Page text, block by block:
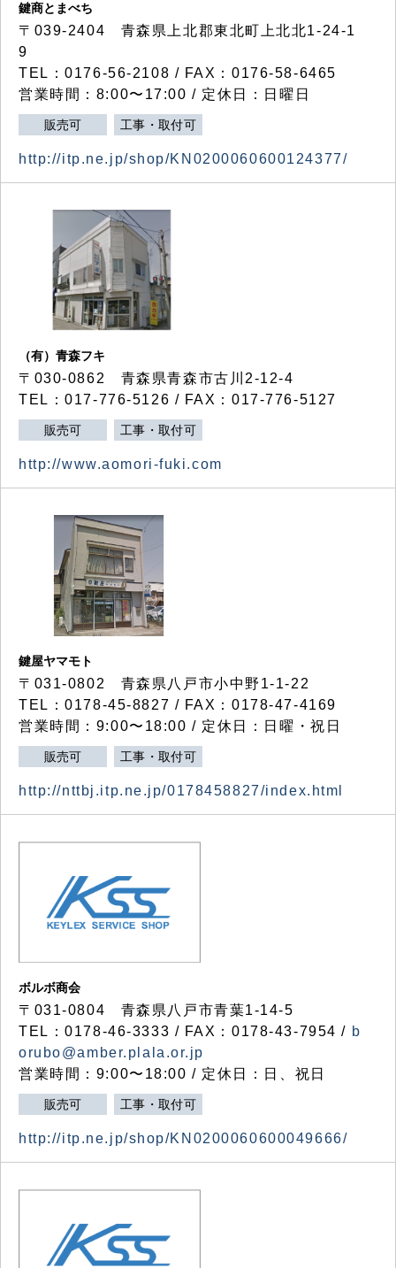
鍵商とまべち
〒039-2404 青森県上北郡東北町上北北1-24-1
9
TEL：0176-56-2108 / FAX：0176-58-6465
営業時間：8:00〜17:00 / 定休日：日曜日
販売可 工事・取付可
http://itp.ne.jp/shop/KN0200060600124377/
（有）青森フキ
〒030-0862 青森県青森市古川2-12-4
TEL：017-776-5126 / FAX：017-776-5127
販売可 工事・取付可
http://www.aomori-fuki.com
鍵屋ヤマモト
〒031-0802 青森県八戸市小中野1-1-22
TEL：0178-45-8827 / FAX：0178-47-4169
営業時間：9:00〜18:00 / 定休日：日曜・祝日
販売可 工事・取付可
http://nttbj.itp.ne.jp/0178458827/index.html
ボルボ商会
〒031-0804 青森県八戸市青葉1-14-5
TEL：0178-46-3333 / FAX：0178-43-7954 / b
orubo@amber.plala.or.jp
営業時間：9:00〜18:00 / 定休日：日、祝日
販売可 工事・取付可
http://itp.ne.jp/shop/KN0200060600049666/